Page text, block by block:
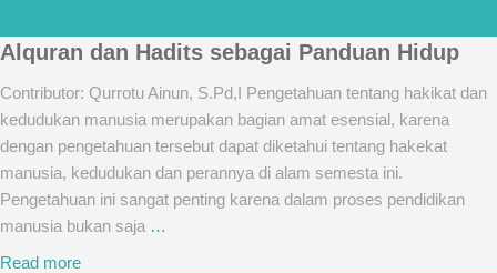
Alquran dan Hadits sebagai Panduan Hidup
Contributor: Qurrotu Ainun, S.Pd,I Pengetahuan tentang hakikat dan
kedudukan manusia merupakan bagian amat esensial, karena
dengan pengetahuan tersebut dapat diketahui tentang hakekat
manusia, kedudukan dan perannya di alam semesta ini.
Pengetahuan ini sangat penting karena dalam proses pendidikan
manusia bukan saja …
Read more